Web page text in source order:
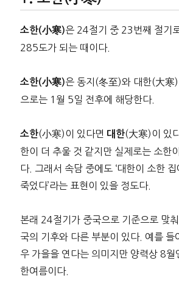
소한(小寒)은 24절기 중 23번째 절기
285도가 되는 때이다.
소한(小寒)은 동지(冬至)와 대한(大寒
으로는 1월 5일 전후에 해당한다.
소한(小寒)이 있다면 대한(大寒)이 있
한이 더 추울 것 같지만 실제로는 소한
다. 그래서 속담 중에도 ‘대한이 소한
죽었다’라는 표현이 있을 정도다.
본래 24절기가 중국으로 기준으로 맞
국의 기후와 다른 부분이 있다. 예를 들
우 가을을 연다는 의미지만 양력상 8월
한여름이다.